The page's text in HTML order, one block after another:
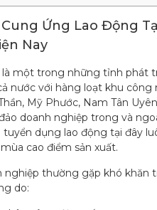
Ứng Lao Động
Nay
một trong những tỉnh phát
nước với hàng loạt khu công
Mỹ Phước, Nam Tân
doanh nghiệp trong và
tuyển dụng lao động tại đây
cao điểm sản xuất.
nghiệp thường gặp khó khăn
do: